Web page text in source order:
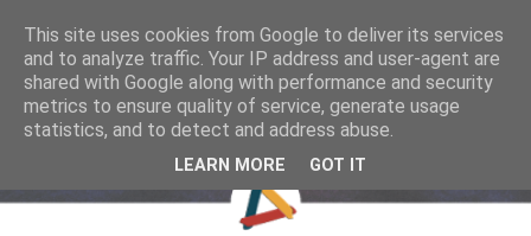
This site uses cookies from Google to deliver its services
and to analyze traffic. Your IP address and user-agent are
shared with Google along with performance and security
metrics to ensure quality of service, generate usage
statistics, and to detect and address abuse.
LEARN MORE GOT IT